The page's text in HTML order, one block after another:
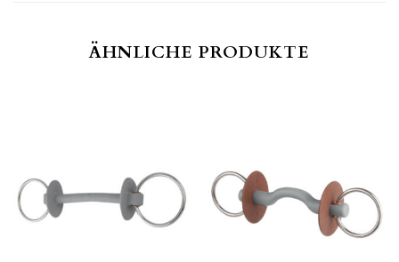
ÄHNLICHE PRODUKTE